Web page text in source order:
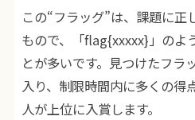
この“フラッグ”は、課題に正
もので、「flag{xxxxx}」のよ
とが多いです。見つけたフラ
入り、制限時間内に多くの得
人が上位に入賞します。